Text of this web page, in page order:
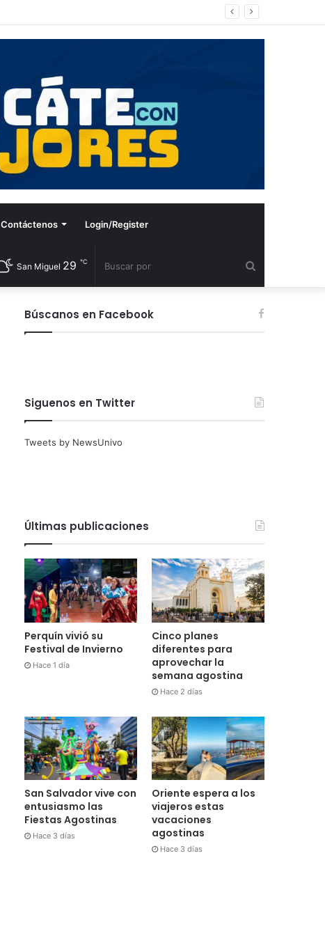
Contáctenos Login/Register
por
San Miguel 29 ℃
Búscanos en Facebook
Siguenos en Twitter
Tweets by NewsUnivo
Últimas publicaciones
Perquín vivió su
Festival de Invierno
Hace 1 día
Cinco planes
diferentes para
aprovechar la
semana agostina
Hace 2 días
San Salvador vive con
entusiasmo las
Fiestas Agostinas
Hace 3 días
Oriente espera a los
viajeros estas
vacaciones
agostinas
Hace 3 días